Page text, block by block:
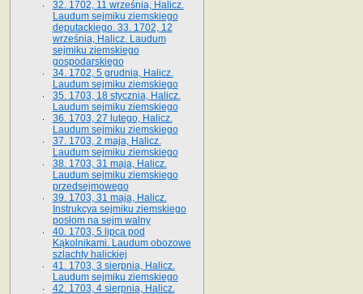
32. 1702, 11 września, Halicz.
Laudum sejmiku ziemskiego
deputackiego. 33. 1702, 12
września, Halicz. Laudum
sejmiku ziemskiego
gospodarskiego
34. 1702, 5 grudnia, Halicz.
Laudum sejmiku ziemskiego
35. 1703, 18 stycznia, Halicz.
Laudum sejmiku ziemskiego
36. 1703, 27 lutego, Halicz.
Laudum sejmiku ziemskiego
37. 1703, 2 maja, Halicz.
Laudum sejmiku ziemskiego
38. 1703, 31 maja, Halicz.
Laudum sejmiku ziemskiego
przedsejmowego
39. 1703, 31 maja, Halicz.
Instrukcya sejmiku ziemskiego
posłom na sejm walny
40. 1703, 5 lipca pod
Kąkolnikami. Laudum obozowe
szlachty halickiej
41­. 1703, 3 sierpnia, Halicz.
Laudum sejmiku ziemskiego
42. 1703, 4 sierpnia, Halicz.